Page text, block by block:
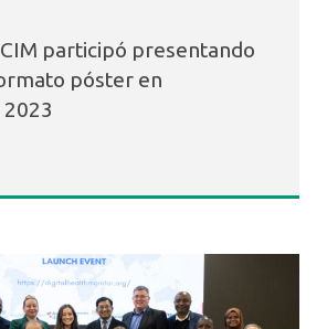
participó presentando
póster en
2023